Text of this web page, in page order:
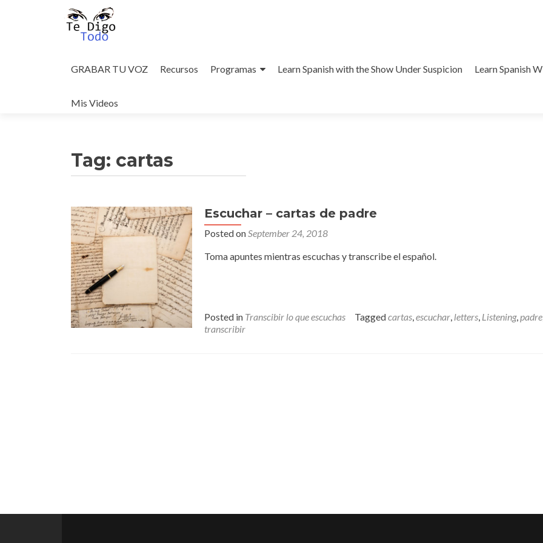
to
GRABAR TU VOZ Recursos Programas Learn Spanish with the Show Under Suspicion Learn Spanish
Mis Videos
Tag: cartas
Escuchar – cartas de padre
Posted onSeptember 24, 2018
Toma apuntes mientras escuchas y transcribe el español.
Posted in Transcibir lo que escuchas Taggedcartas,escuchar, letters, Listening,padre
transcribir